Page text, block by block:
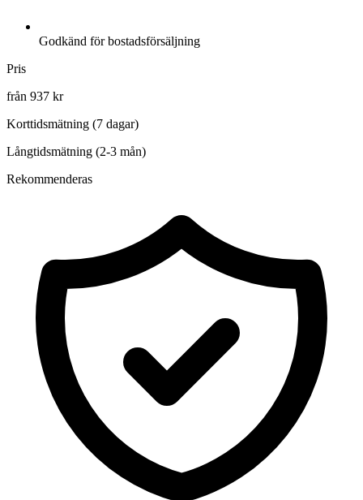
Godkänd för bostadsförsäljning
Pris
från 937 kr
Korttidsmätning (7 dagar)
Långtidsmätning (2-3 mån)
Rekommenderas